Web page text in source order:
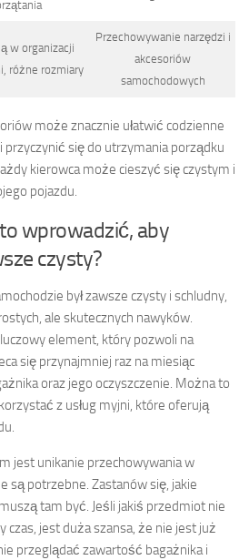
w organizacji
różne rozmiary
Przechowywanie narzędzi i
akcesoriów
samochodowych
może znacznie ułatwić codzienne
się do utrzymania porządku
kierowca może cieszyć się czystym i
pojazdu.
wprowadzić, aby
czysty?
był zawsze czysty i schludny,
ale skutecznych nawyków.
element, który pozwoli na
się przynajmniej raz na miesiąc
oraz jego oczyszczenie. Można to
z usług myjni, które oferują
jest unikanie przechowywania w
są potrzebne. Zastanów się, jakie
tam być. Jeśli jakiś przedmiot nie
czas, jest duża szansa, że nie jest już
przeglądać zawartość bagażnika i